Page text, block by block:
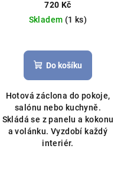
720 Kč
Skladem (1 ks)
Do košíku
Hotová záclona do pokoje,
salónu nebo kuchyně.
Skládá se z panelu a kokonu
a volánku. Vyzdobí každý
interiér.